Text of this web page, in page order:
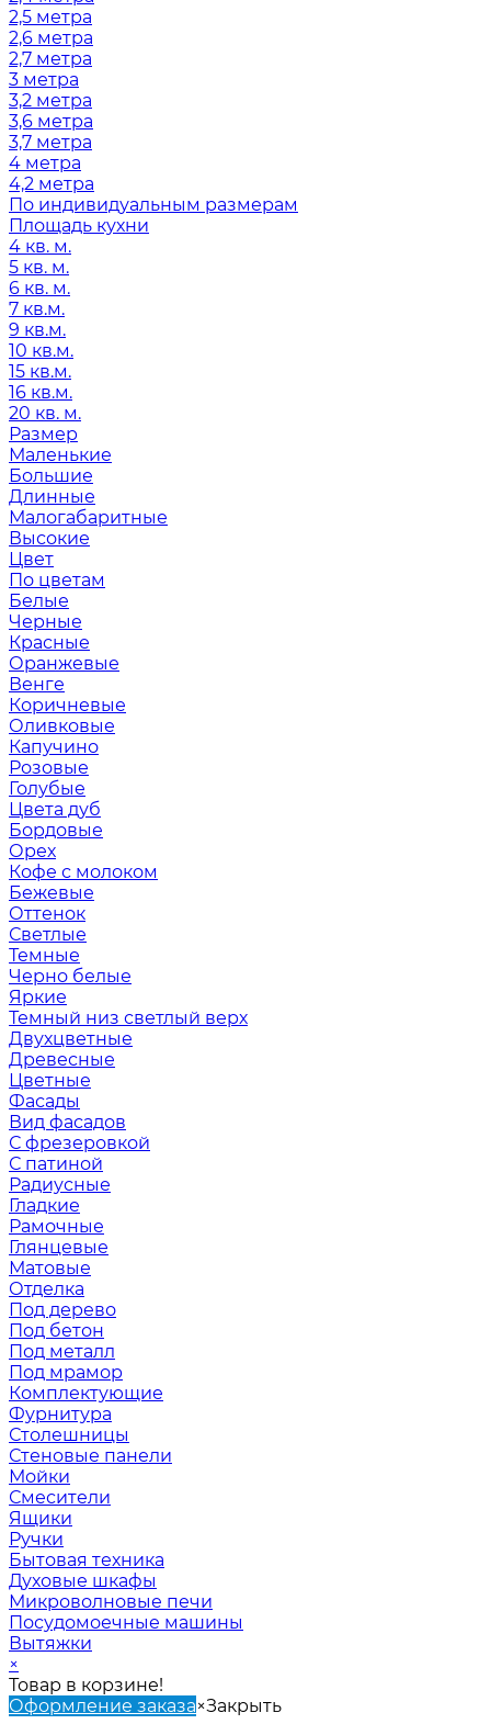
2,5 метра
2,6 метра
2,7 метра
3 метра
3,2 метра
3,6 метра
3,7 метра
4 метра
4,2 метра
По индивидуальным размерам
Площадь кухни
4 кв. м.
5 кв. м.
6 кв. м.
7 кв.м.
9 кв.м.
10 кв.м.
15 кв.м.
16 кв.м.
20 кв. м.
Размер
Маленькие
Большие
Длинные
Малогабаритные
Высокие
Цвет
По цветам
Белые
Черные
Красные
Оранжевые
Венге
Коричневые
Оливковые
Капучино
Розовые
Голубые
Цвета дуб
Бордовые
Орех
Кофе с молоком
Бежевые
Оттенок
Светлые
Темные
Черно белые
Яркие
Темный низ светлый верх
Двухцветные
Древесные
Цветные
Фасады
Вид фасадов
С фрезеровкой
С патиной
Радиусные
Гладкие
Рамочные
Глянцевые
Матовые
Отделка
Под дерево
Под бетон
Под металл
Под мрамор
Комплектующие
Фурнитура
Столешницы
Стеновые панели
Мойки
Смесители
Ящики
Ручки
Бытовая техника
Духовые шкафы
Микроволновые печи
Посудомоечные машины
Вытяжки
×
Товар в корзине!
Оформление заказа×Закрыть